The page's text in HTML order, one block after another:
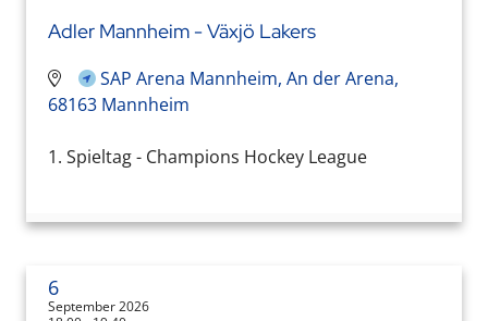
Adler Mannheim - Växjö Lakers
SAP Arena Mannheim, An der Arena,
68163 Mannheim
1. Spieltag - Champions Hockey League
6
September 2026